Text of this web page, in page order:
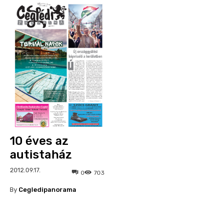
10 éves az
autistaház
2012.09.17. 703
0
By Cegledipanorama